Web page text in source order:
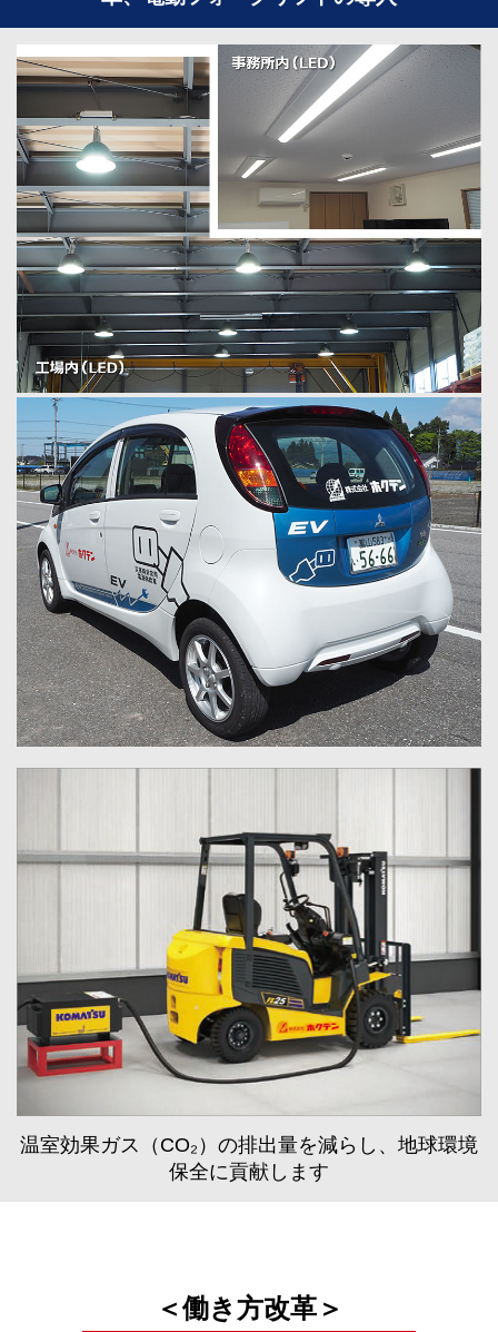
温室効果ガス（CO₂）の排出量を減らし、地球環境
保全に貢献します
＜働き方改革＞